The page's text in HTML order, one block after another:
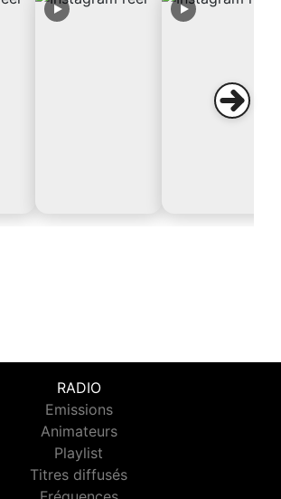
RADIO
Emissions
Animateurs
Playlist
Titres diffusés